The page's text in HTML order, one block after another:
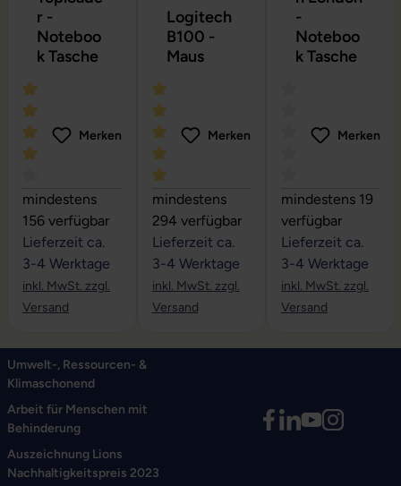
r -
Noteboo
k Tasche
Durchschnittliche Bewertung von 4 von 5 Sternen
Merken
mindestens
156 verfügbar
Lieferzeit ca.
3-4 Werktage
inkl. MwSt. zzgl.
Versand
Logitech
B100 -
Maus
Durchschnittliche Bewertung von 5
Merken
mindestens
294 verfügbar
Lieferzeit ca.
3-4 Werktage
inkl. MwSt. zzgl.
Versand
-
Noteboo
k Tasche
Durchschnittliche
Merken
mindestens 19
verfügbar
Lieferzeit ca.
3-4 Werktage
inkl. MwSt. zzgl.
Versand
Umwelt-, Ressourcen- &
Klimaschonend
Arbeit für Menschen mit
Behinderung
Auszeichnung Lions
Nachhaltigkeitspreis 2023